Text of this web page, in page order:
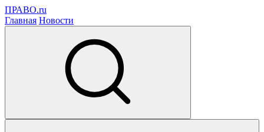
ПРАВО.ru
Главная Новости